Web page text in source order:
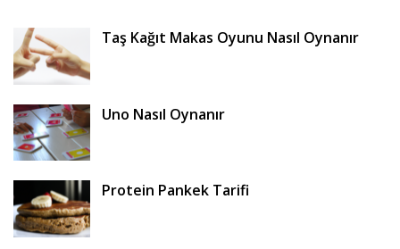
Taş Kağıt Makas Oyunu Nasıl Oynanır
Uno Nasıl Oynanır
Protein Pankek Tarifi